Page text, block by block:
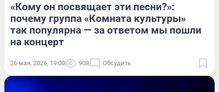
«Кому он посвящает эти песни?»:
почему группа «Комната культуры»
так популярна — за ответом мы пошли
на концерт
26 мая, 2026, 19:00 908 Обсудить